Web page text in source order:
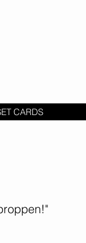
CARDS